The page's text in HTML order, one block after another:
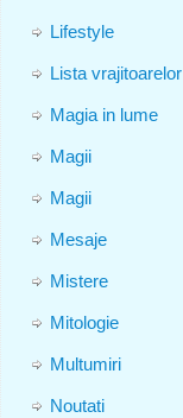
Lifestyle
Lista vrajitoarelor
Magia in lume
Magii
Magii
Mesaje
Mistere
Mitologie
Multumiri
Noutati